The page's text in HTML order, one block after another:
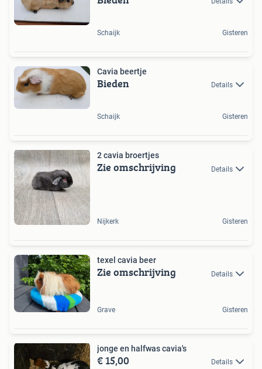
Schaijk Gisteren
Cavia beertje
Bieden Details
Schaijk Gisteren
2 cavia broertjes
Zie omschrijving Details
Nijkerk Gisteren
texel cavia beer
Zie omschrijving Details
Grave Gisteren
jonge en halfwas cavia's
€ 15,00 Details